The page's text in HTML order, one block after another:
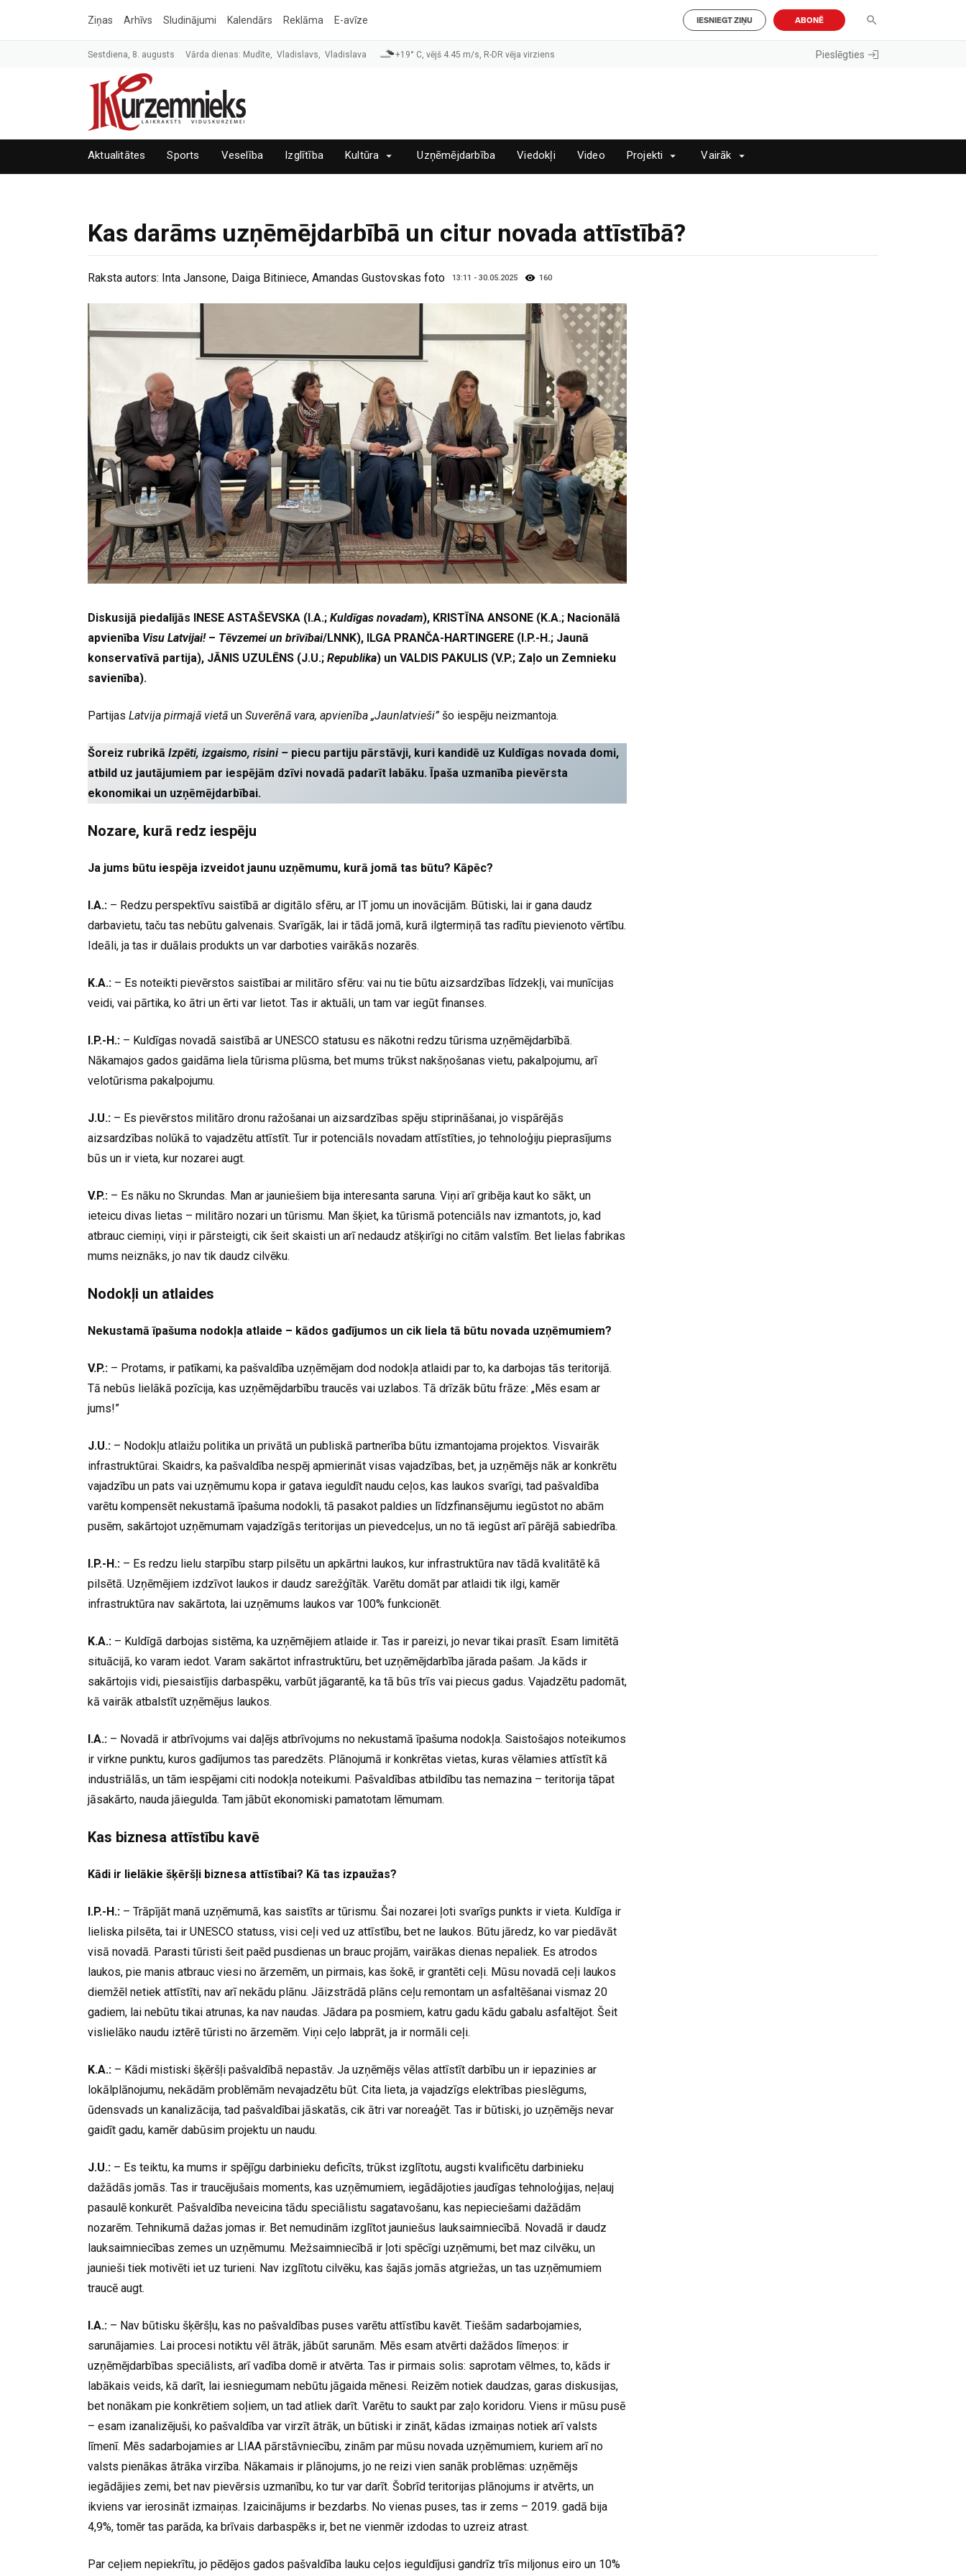
Ziņas Arhīvs Sludinājumi Kalendārs Reklāma E-avīze IESNIEGT ZIŅU ABONĒ
Sestdiena, 8. augusts Vārda dienas: Mudīte, Vladislavs, Vladislava +19° C, vējš 4.45 m/s, R-DR vēja virziens Pieslēgties
Aktualitātes Sports Veselība Izglītība Kultūra Uzņēmējdarbība Viedokļi Video Projekti Vairāk
Kas darāms uzņēmējdarbībā un citur novada attīstībā?
Raksta autors: Inta Jansone, Daiga Bitiniece, Amandas Gustovskas foto 13:11 - 30.05.2025 160
Diskusijā piedalījās INESE ASTAŠEVSKA (I.A.; Kuldīgas novadam), KRISTĪNA ANSONE (K.A.; Nacionālā
apvienība Visu Latvijai! – Tēvzemei un brīvībai/LNNK), ILGA PRANČA-HARTINGERE (I.P.-H.; Jaunā
konservatīvā partija), JĀNIS UZULĒNS (J.U.; Republika) un VALDIS PAKULIS (V.P.; Zaļo un Zemnieku
savienība).
Partijas Latvija pirmajā vietā un Suverēnā vara, apvienība „Jaunlatvieši” šo iespēju neizmantoja.
Šoreiz rubrikā Izpēti, izgaismo, risini – piecu partiju pārstāvji, kuri kandidē uz Kuldīgas novada domi,
atbild uz jautājumiem par iespējām dzīvi novadā padarīt labāku. Īpaša uzmanība pievērsta
ekonomikai un uzņēmējdarbībai.
Nozare, kurā redz iespēju
Ja jums būtu iespēja izveidot jaunu uzņēmumu, kurā jomā tas būtu? Kāpēc?
I.A.: – Redzu perspektīvu saistībā ar digitālo sfēru, ar IT jomu un inovācijām. Būtiski, lai ir gana daudz
darbavietu, taču tas nebūtu galvenais. Svarīgāk, lai ir tādā jomā, kurā ilgtermiņā tas radītu pievienoto vērtību.
Ideāli, ja tas ir duālais produkts un var darboties vairākās nozarēs.
K.A.: – Es noteikti pievērstos saistībai ar militāro sfēru: vai nu tie būtu aizsardzības līdzekļi, vai munīcijas
veidi, vai pārtika, ko ātri un ērti var lietot. Tas ir aktuāli, un tam var iegūt finanses.
I.P.-H.: – Kuldīgas novadā saistībā ar UNESCO statusu es nākotni redzu tūrisma uzņēmējdarbībā.
Nākamajos gados gaidāma liela tūrisma plūsma, bet mums trūkst nakšņošanas vietu, pakalpojumu, arī
velotūrisma pakalpojumu.
J.U.: – Es pievērstos militāro dronu ražošanai un aizsardzības spēju stiprināšanai, jo vispārējās
aizsardzības nolūkā to vajadzētu attīstīt. Tur ir potenciāls novadam attīstīties, jo tehnoloģiju pieprasījums
būs un ir vieta, kur nozarei augt.
V.P.: – Es nāku no Skrundas. Man ar jauniešiem bija interesanta saruna. Viņi arī gribēja kaut ko sākt, un
ieteicu divas lietas – militāro nozari un tūrismu. Man šķiet, ka tūrismā potenciāls nav izmantots, jo, kad
atbrauc ciemiņi, viņi ir pārsteigti, cik šeit skaisti un arī nedaudz atšķirīgi no citām valstīm. Bet lielas fabrikas
mums neiznāks, jo nav tik daudz cilvēku.
Nodokļi un atlaides
Nekustamā īpašuma nodokļa atlaide – kādos gadījumos un cik liela tā būtu novada uzņēmumiem?
V.P.: – Protams, ir patīkami, ka pašvaldība uzņēmējam dod nodokļa atlaidi par to, ka darbojas tās teritorijā.
Tā nebūs lielākā pozīcija, kas uzņēmējdarbību traucēs vai uzlabos. Tā drīzāk būtu frāze: „Mēs esam ar
jums!”
J.U.: – Nodokļu atlaižu politika un privātā un publiskā partnerība būtu izmantojama projektos. Visvairāk
infrastruktūrai. Skaidrs, ka pašvaldība nespēj apmierināt visas vajadzības, bet, ja uzņēmējs nāk ar konkrētu
vajadzību un pats vai uzņēmumu kopa ir gatava ieguldīt naudu ceļos, kas laukos svarīgi, tad pašvaldība
varētu kompensēt nekustamā īpašuma nodokli, tā pasakot paldies un līdzfinansējumu iegūstot no abām
pusēm, sakārtojot uzņēmumam vajadzīgās teritorijas un pievedceļus, un no tā iegūst arī pārējā sabiedrība.
I.P.-H.: – Es redzu lielu starpību starp pilsētu un apkārtni laukos, kur infrastruktūra nav tādā kvalitātē kā
pilsētā. Uzņēmējiem izdzīvot laukos ir daudz sarežģītāk. Varētu domāt par atlaidi tik ilgi, kamēr
infrastruktūra nav sakārtota, lai uzņēmums laukos var 100% funkcionēt.
K.A.: – Kuldīgā darbojas sistēma, ka uzņēmējiem atlaide ir. Tas ir pareizi, jo nevar tikai prasīt. Esam limitētā
situācijā, ko varam iedot. Varam sakārtot infrastruktūru, bet uzņēmējdarbība jārada pašam. Ja kāds ir
sakārtojis vidi, piesaistījis darbaspēku, varbūt jāgarantē, ka tā būs trīs vai piecus gadus. Vajadzētu padomāt,
kā vairāk atbalstīt uzņēmējus laukos.
I.A.: – Novadā ir atbrīvojums vai daļējs atbrīvojums no nekustamā īpašuma nodokļa. Saistošajos noteikumos
ir virkne punktu, kuros gadījumos tas paredzēts. Plānojumā ir konkrētas vietas, kuras vēlamies attīstīt kā
industriālās, un tām iespējami citi nodokļa noteikumi. Pašvaldības atbildību tas nemazina – teritorija tāpat
jāsakārto, nauda jāiegulda. Tam jābūt ekonomiski pamatotam lēmumam.
Kas biznesa attīstību kavē
Kādi ir lielākie šķēršļi biznesa attīstībai? Kā tas izpaužas?
I.P.-H.: – Trāpījāt manā uzņēmumā, kas saistīts ar tūrismu. Šai nozarei ļoti svarīgs punkts ir vieta. Kuldīga ir
lieliska pilsēta, tai ir UNESCO statuss, visi ceļi ved uz attīstību, bet ne laukos. Būtu jāredz, ko var piedāvāt
visā novadā. Parasti tūristi šeit paēd pusdienas un brauc projām, vairākas dienas nepaliek. Es atrodos
laukos, pie manis atbrauc viesi no ārzemēm, un pirmais, kas šokē, ir grantēti ceļi. Mūsu novadā ceļi laukos
diemžēl netiek attīstīti, nav arī nekādu plānu. Jāizstrādā plāns ceļu remontam un asfaltēšanai vismaz 20
gadiem, lai nebūtu tikai atrunas, ka nav naudas. Jādara pa posmiem, katru gadu kādu gabalu asfaltējot. Šeit
vislielāko naudu iztērē tūristi no ārzemēm. Viņi ceļo labprāt, ja ir normāli ceļi.
K.A.: – Kādi mistiski šķēršļi pašvaldībā nepastāv. Ja uzņēmējs vēlas attīstīt darbību un ir iepazinies ar
lokālplānojumu, nekādām problēmām nevajadzētu būt. Cita lieta, ja vajadzīgs elektrības pieslēgums,
ūdensvads un kanalizācija, tad pašvaldībai jāskatās, cik ātri var noreaģēt. Tas ir būtiski, jo uzņēmējs nevar
gaidīt gadu, kamēr dabūsim projektu un naudu.
J.U.: – Es teiktu, ka mums ir spējīgu darbinieku deficīts, trūkst izglītotu, augsti kvalificētu darbinieku
dažādās jomās. Tas ir traucējušais moments, kas uzņēmumiem, iegādājoties jaudīgas tehnoloģijas, neļauj
pasaulē konkurēt. Pašvaldība neveicina tādu speciālistu sagatavošanu, kas nepieciešami dažādām
nozarēm. Tehnikumā dažas jomas ir. Bet nemudinām izglītot jauniešus lauksaimniecībā. Novadā ir daudz
lauksaimniecības zemes un uzņēmumu. Mežsaimniecībā ir ļoti spēcīgi uzņēmumi, bet maz cilvēku, un
jaunieši tiek motivēti iet uz turieni. Nav izglītotu cilvēku, kas šajās jomās atgriežas, un tas uzņēmumiem
traucē augt.
I.A.: – Nav būtisku šķēršļu, kas no pašvaldības puses varētu attīstību kavēt. Tiešām sadarbojamies,
sarunājamies. Lai procesi notiktu vēl ātrāk, jābūt sarunām. Mēs esam atvērti dažādos līmeņos: ir
uzņēmējdarbības speciālists, arī vadība domē ir atvērta. Tas ir pirmais solis: saprotam vēlmes, to, kāds ir
labākais veids, kā darīt, lai iesniegumam nebūtu jāgaida mēnesi. Reizēm notiek daudzas, garas diskusijas,
bet nonākam pie konkrētiem soļiem, un tad atliek darīt. Varētu to saukt par zaļo koridoru. Viens ir mūsu pusē
– esam izanalizējuši, ko pašvaldība var virzīt ātrāk, un būtiski ir zināt, kādas izmaiņas notiek arī valsts
līmenī. Mēs sadarbojamies ar LIAA pārstāvniecību, zinām par mūsu novada uzņēmumiem, kuriem arī no
valsts pienākas ātrāka virzība. Nākamais ir plānojums, jo ne reizi vien sanāk problēmas: uzņēmējs
iegādājies zemi, bet nav pievērsis uzmanību, ko tur var darīt. Šobrīd teritorijas plānojums ir atvērts, un
ikviens var ierosināt izmaiņas. Izaicinājums ir bezdarbs. No vienas puses, tas ir zems – 2019. gadā bija
4,9%, tomēr tas parāda, ka brīvais darbaspēks ir, bet ne vienmēr izdodas to uzreiz atrast.
Par ceļiem nepiekrītu, jo pēdējos gados pašvaldība lauku ceļos ieguldījusi gandrīz trīs miljonus eiro un 10%